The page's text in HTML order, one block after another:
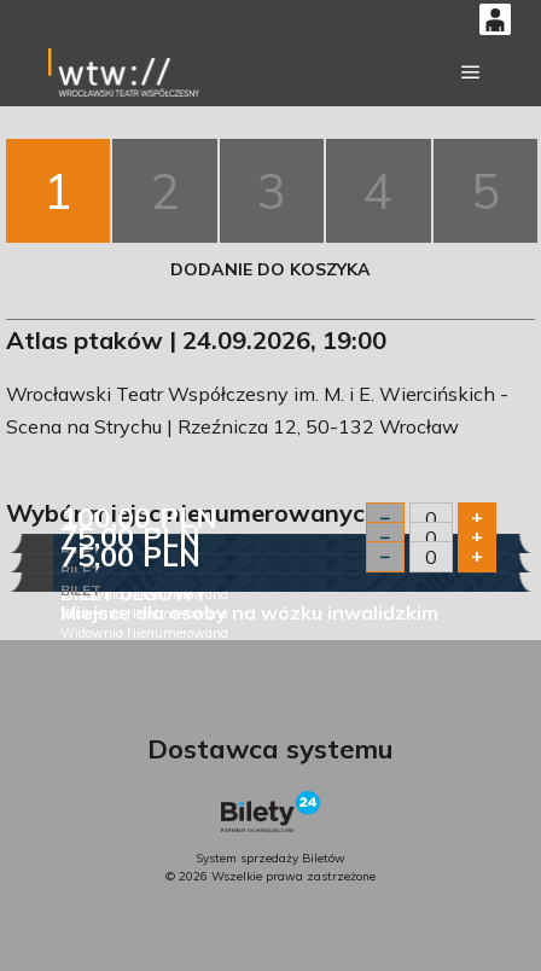
0,00
PLN
1 2 3 4 5
DODANIE DO KOSZYKA
Atlas ptaków | 24.09.2026, 19:00
Wrocławski Teatr Współczesny im. M. i E. Wiercińskich -
Scena na Strychu | Rzeźnicza 12, 50-132 Wrocław
Wybór miejsc nienumerowanych
BILET
BILET NORMALNY
Widownia Nienumerowana
100,00 PLN − +
BILET
BILET ULGOWY
Widownia Nienumerowana
75,00 PLN − +
BILET
Miejsce dla osoby na wózku inwalidzkim
Widownia Nienumerowana
75,00 PLN − +
Dostawca systemu
System sprzedaży Biletów
© 2026 Wszelkie prawa zastrzeżone